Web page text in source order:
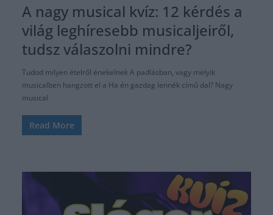
A nagy musical kvíz: 12 kérdés a
világ leghíresebb musicaljeiről,
tudsz válaszolni mindre?
Tudod milyen ételről énekelnek A padlásban, vagy melyik
musicalben hangzott el a Ha én gazdag lennék című dal? Nagy
musical
Read More